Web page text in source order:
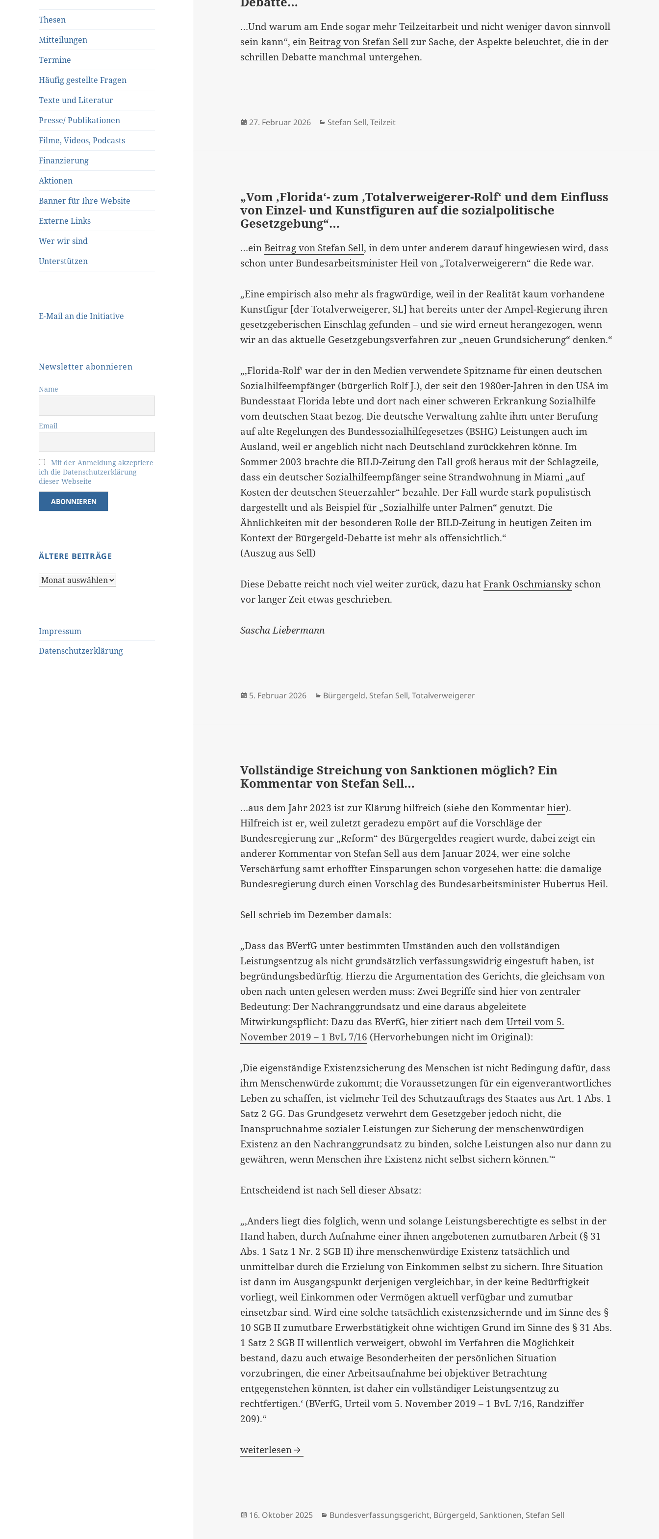
Thesen
Mitteilungen
Termine
Häufig gestellte Fragen
Texte und Literatur
Presse/ Publikationen
Filme, Videos, Podcasts
Finanzierung
Aktionen
Banner für Ihre Website
Externe Links
Wer wir sind
Unterstützen
E-Mail an die Initiative
Newsletter abonnieren
Name
Email
Mit der Anmeldung akzeptiere
ich die Datenschutzerklärung
dieser Webseite
ÄLTERE BEITRÄGE
Ältere
Impressum
Datenschutzerklärung
…Und warum am Ende sogar mehr Teilzeitarbeit und nicht weniger davon sinnvoll
sein kann“, einBeitrag von Stefan Sellzur Sache, der Aspekte beleuchtet, die in der
schrillen Debatte manchmal untergehen.
Veröffentlicht
27. Februar 2026 Kategorien
Stefan Sell,Teilzeit
„Vom ‚Florida‘- zum ‚Totalverweigerer-Rolf‘ und dem Einfluss
von Einzel- und Kunstfiguren auf die sozialpolitische
Gesetzgebung“…
…einBeitrag von Stefan Sell, in dem unter anderem darauf hingewiesen wird, dass
schon unter Bundesarbeitsminister Heil von „Totalverweigerern“ die Rede war.
„Eine empirisch also mehr als fragwürdige, weil in der Realität kaum vorhandene
Kunstfigur [der Totalverweigerer, SL] hat bereits unter der Ampel-Regierung ihren
gesetzgeberischen Einschlag gefunden – und sie wird erneut herangezogen, wenn
wir an das aktuelle Gesetzgebungsverfahren zur „neuen Grundsicherung“ denken.“
„‚Florida-Rolf‘ war der in den Medien verwendete Spitzname für einen deutschen
Sozialhilfeempfänger (bürgerlich Rolf J.), der seit den 1980er-Jahren in den USA im
Bundesstaat Florida lebte und dort nach einer schweren Erkrankung Sozialhilfe
vom deutschen Staat bezog. Die deutsche Verwaltung zahlte ihm unter Berufung
auf alte Regelungen des Bundessozialhilfegesetzes (BSHG) Leistungen auch im
Ausland, weil er angeblich nicht nach Deutschland zurückkehren könne. Im
Sommer 2003 brachte die BILD-Zeitung den Fall groß heraus mit der Schlagzeile,
dass ein deutscher Sozialhilfeempfänger seine Strandwohnung in Miami „auf
Kosten der deutschen Steuerzahler“ bezahle. Der Fall wurde stark populistisch
dargestellt und als Beispiel für „Sozialhilfe unter Palmen“ genutzt. Die
Ähnlichkeiten mit der besonderen Rolle der BILD-Zeitung in heutigen Zeiten im
Kontext der Bürgergeld-Debatte ist mehr als offensichtlich.“
(Auszug aus Sell)
Diese Debatte reicht noch viel weiter zurück, dazu hatFrank Oschmiansky schon
vor langer Zeit etwas geschrieben.
Sascha Liebermann
Veröffentlicht
5. Februar 2026 Kategorien
Bürgergeld, Stefan Sell,Totalverweigerer
Vollständige Streichung von Sanktionen möglich? Ein
Kommentar von Stefan Sell…
…aus dem Jahr 2023 ist zur Klärung hilfreich (siehe den Kommentarhier).
Hilfreich ist er, weil zuletzt geradezu empört auf die Vorschläge der
Bundesregierung zur „Reform“ des Bürgergeldes reagiert wurde, dabei zeigt ein
andererKommentar von Stefan Sell aus dem Januar 2024, wer eine solche
Verschärfung samt erhoffter Einsparungen schon vorgesehen hatte: die damalige
Bundesregierung durch einen Vorschlag des Bundesarbeitsminister Hubertus Heil.
Sell schrieb im Dezember damals:
„Dass das BVerfG unter bestimmten Umständen auch den vollständigen
Leistungsentzug als nicht grundsätzlich verfassungswidrig eingestuft haben, ist
begründungsbedürftig. Hierzu die Argumentation des Gerichts, die gleichsam von
oben nach unten gelesen werden muss: Zwei Begriffe sind hier von zentraler
Bedeutung: Der Nachranggrundsatz und eine daraus abgeleitete
Mitwirkungspflicht: Dazu das BVerfG, hier zitiert nach demUrteil vom 5.
November 2019 – 1 BvL 7/16 (Hervorhebungen nicht im Original):
‚Die eigenständige Existenzsicherung des Menschen ist nicht Bedingung dafür, dass
ihm Menschenwürde zukommt; die Voraussetzungen für ein eigenverantwortliches
Leben zu schaffen, ist vielmehr Teil des Schutzauftrags des Staates aus Art. 1 Abs. 1
Satz 2 GG. Das Grundgesetz verwehrt dem Gesetzgeber jedoch nicht, die
Inanspruchnahme sozialer Leistungen zur Sicherung der menschenwürdigen
Existenz an den Nachranggrundsatz zu binden, solche Leistungen also nur dann zu
gewähren, wenn Menschen ihre Existenz nicht selbst sichern können.'“
Entscheidend ist nach Sell dieser Absatz:
„‚Anders liegt dies folglich, wenn und solange Leistungsberechtigte es selbst in der
Hand haben, durch Aufnahme einer ihnen angebotenen zumutbaren Arbeit (§ 31
Abs. 1 Satz 1 Nr. 2 SGB II) ihre menschenwürdige Existenz tatsächlich und
unmittelbar durch die Erzielung von Einkommen selbst zu sichern. Ihre Situation
ist dann im Ausgangspunkt derjenigen vergleichbar, in der keine Bedürftigkeit
vorliegt, weil Einkommen oder Vermögen aktuell verfügbar und zumutbar
einsetzbar sind. Wird eine solche tatsächlich existenzsichernde und im Sinne des §
10 SGB II zumutbare Erwerbstätigkeit ohne wichtigen Grund im Sinne des § 31 Abs.
1 Satz 2 SGB II willentlich verweigert, obwohl im Verfahren die Möglichkeit
bestand, dazu auch etwaige Besonderheiten der persönlichen Situation
vorzubringen, die einer Arbeitsaufnahme bei objektiver Betrachtung
entgegenstehen könnten, ist daher ein vollständiger Leistungsentzug zu
rechtfertigen.‘ (BVerfG, Urteil vom 5. November 2019 – 1 BvL 7/16, Randziffer
209).“
Vollständige Streichung von Sanktionen möglich? Ein Kommentar von Stefan Sell…
weiterlesen
Veröffentlicht
16. Oktober 2025 Kategorien
Bundesverfassungsgericht, Bürgergeld, Sanktionen, Stefan Sell